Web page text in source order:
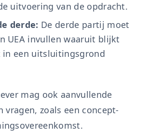
uitvoering van de opdracht.
derde: De derde partij moet
UEA invullen waaruit blijkt
een uitsluitingsgrond
mag ook aanvullende
vragen, zoals een concept-